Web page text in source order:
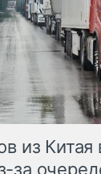
из
за